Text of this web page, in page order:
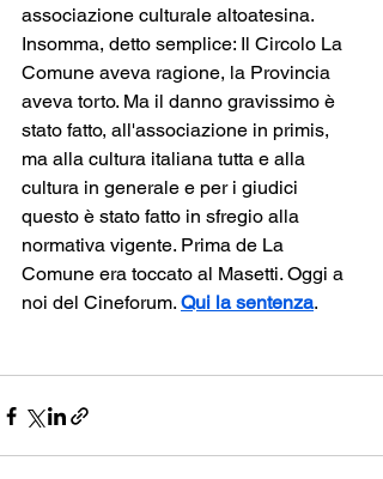
associazione culturale altoatesina.
Insomma, detto semplice: Il Circolo La
Comune aveva ragione, la Provincia
aveva torto. Ma il danno gravissimo è
stato fatto, all'associazione in primis,
ma alla cultura italiana tutta e alla
cultura in generale e per i giudici
questo è stato fatto in sfregio alla
normativa vigente. Prima de La
Comune era toccato al Masetti. Oggi a
noi del Cineforum. Qui la sentenza.